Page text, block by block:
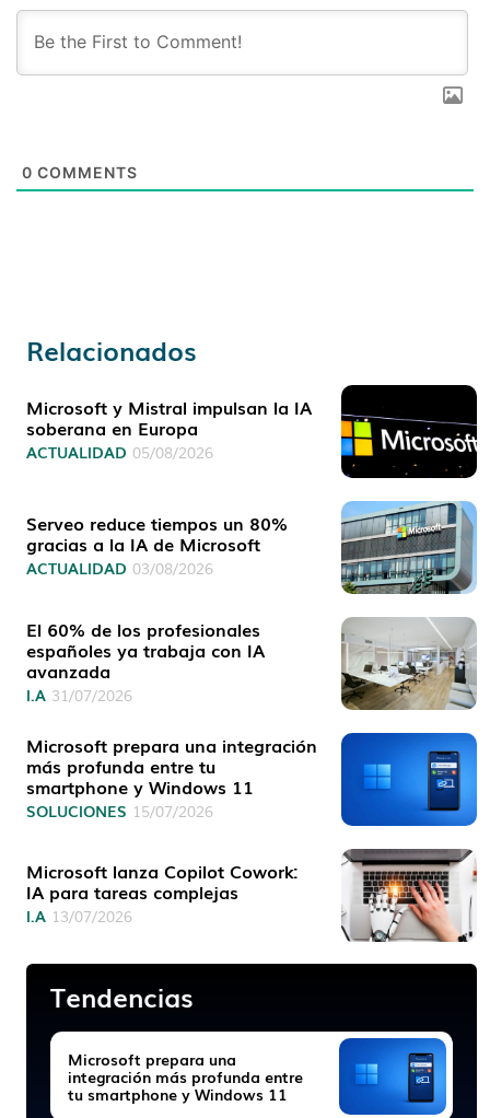
0 COMMENTS
Relacionados
Microsoft y Mistral impulsan la IA
soberana en Europa
ACTUALIDAD 05/08/2026
Serveo reduce tiempos un 80%
gracias a la IA de Microsoft
ACTUALIDAD 03/08/2026
El 60% de los profesionales
españoles ya trabaja con IA
avanzada
I.A 31/07/2026
Microsoft prepara una integración
más profunda entre tu
smartphone y Windows 11
SOLUCIONES 15/07/2026
Microsoft lanza Copilot Cowork:
IA para tareas complejas
I.A 13/07/2026
Tendencias
Microsoft prepara una
integración más profunda entre
tu smartphone y Windows 11